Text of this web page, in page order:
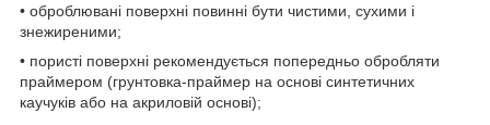
• оброблювані поверхні повинні бути чистими, сухими і
знежиреними;
• пористі поверхні рекомендується попередньо обробляти
праймером (грунтовка-праймер на основі синтетичних
каучуків або на акриловій основі);